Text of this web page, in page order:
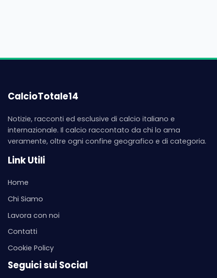
CalcioTotale14
Notizie, racconti ed esclusive di calcio italiano e
internazionale. Il calcio raccontato da chi lo ama
veramente, oltre ogni confine geografico e di categoria.
Link Utili
Home
Chi Siamo
Lavora con noi
Contatti
Cookie Policy
Seguici sui Social